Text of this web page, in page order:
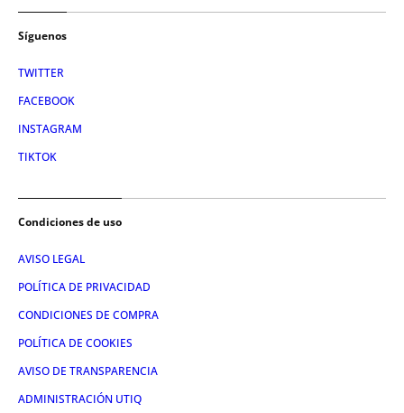
Síguenos
TWITTER
FACEBOOK
INSTAGRAM
TIKTOK
Condiciones de uso
AVISO LEGAL
POLÍTICA DE PRIVACIDAD
CONDICIONES DE COMPRA
POLÍTICA DE COOKIES
AVISO DE TRANSPARENCIA
ADMINISTRACIÓN UTIQ